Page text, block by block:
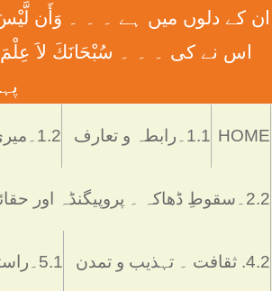
اس نے کی ۔ ۔ ۔ سُبْحَانَكَ لاَ عِلْمَ
HOME 1.1۔رابطہ و تعارف 1.2۔میری امّی
2.2۔سقوطِ ڈھاکہ ۔ پروپیگنڈہ اور حقائق
4.2. ثقافت ۔ تہذیب و تمدن 5.1۔راستہ صرف ایک